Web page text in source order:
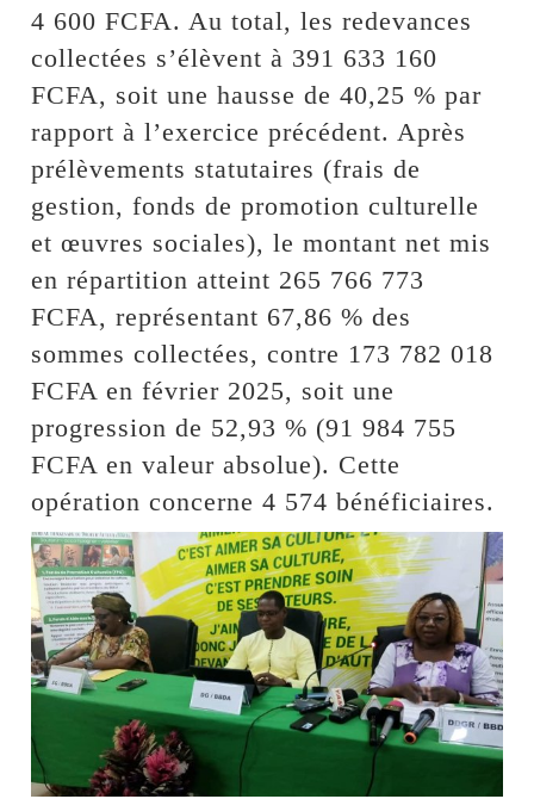
4 600 FCFA. Au total, les redevances
collectées s’élèvent à 391 633 160
FCFA, soit une hausse de 40,25 % par
rapport à l’exercice précédent. Après
prélèvements statutaires (frais de
gestion, fonds de promotion culturelle
et œuvres sociales), le montant net mis
en répartition atteint 265 766 773
FCFA, représentant 67,86 % des
sommes collectées, contre 173 782 018
FCFA en février 2025, soit une
progression de 52,93 % (91 984 755
FCFA en valeur absolue). Cette
opération concerne 4 574 bénéficiaires.